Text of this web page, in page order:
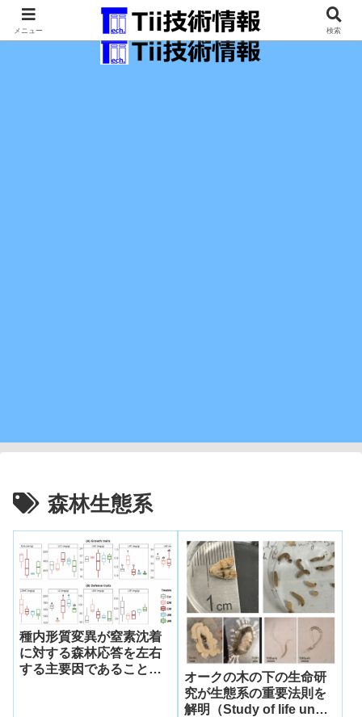
最新の科学技術の情報インフラ。
森林生態系
種内形質変異が窒素沈着
に対する森林応答を左右
する主要因であることを
オークの木の下の生命研
究が生態系の重要法則を
解明（Study of life under
メニュー 検索